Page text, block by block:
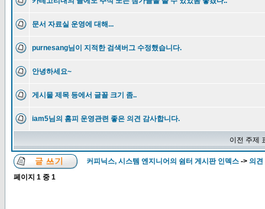
문서 자료실 운영에 대해...
purnesang님이 지적한 검색버그 수정했습니다.
안녕하세요~
게시물 제목 등에서 글꼴 크기 좀..
iam5님의 홈피 운영관련 좋은 의견 감사합니다.
이전 주제
커피닉스, 시스템 엔지니어의 쉼터 게시판 인덱스 -> 의견
페이지 1 중 1